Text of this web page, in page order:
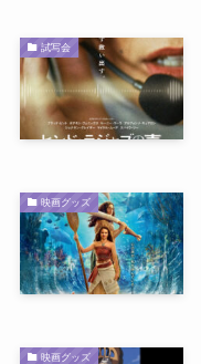
試写会
映画グッズ
映画グッズ